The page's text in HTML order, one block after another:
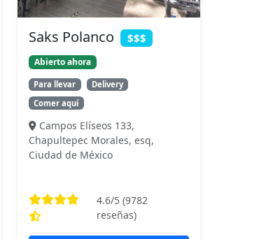
Saks Polanco $$$
Abierto ahora
Para llevar
Delivery
Comer aquí
Campos Elíseos 133,
Chapultepec Morales, esq,
Ciudad de México
4.6/5 (9782
reseñas)